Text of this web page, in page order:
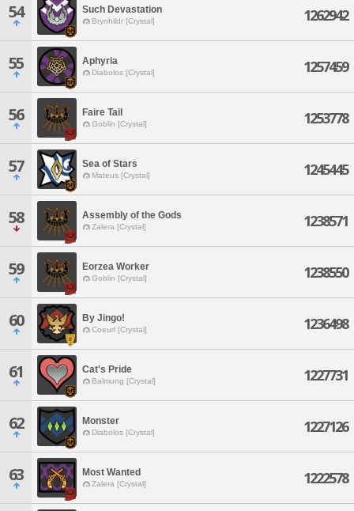
54 Such Devastation
Brynhildr [Crystal] 1262942
55 Aphyria
Diabolos [Crystal] 1257459
56 Faire Tail
Goblin [Crystal] 1253778
57 Sea of Stars
Mateus [Crystal] 1245445
58 Assembly of the Gods
Zalera [Crystal] 1238571
59 Eorzea Worker
Goblin [Crystal] 1238550
60 By Jingo!
Coeurl [Crystal] 1236498
61 Cat's Pride
Balmung [Crystal] 1227731
62 Monster
Diabolos [Crystal] 1227126
63 Most Wanted
Zalera [Crystal] 1222578